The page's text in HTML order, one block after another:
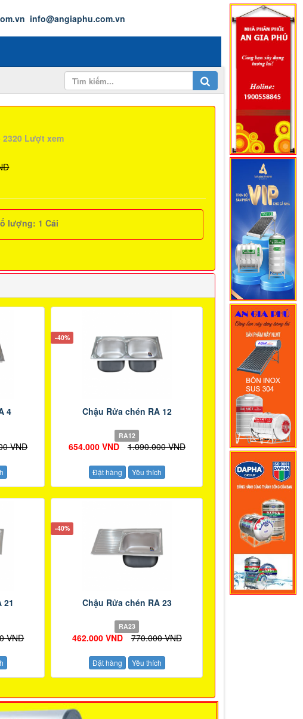
info@angiaphu.com.vn
2320 Lượt xem
lượng: 1 Cái
4
VND
-40%
Chậu Rửa chén RA 12
RA12
654.000 VND 1.090.000 VND
Đặt hàng Yêu thích
21
VND
-40%
Chậu Rửa chén RA 23
RA23
462.000 VND 770.000 VND
Đặt hàng Yêu thích